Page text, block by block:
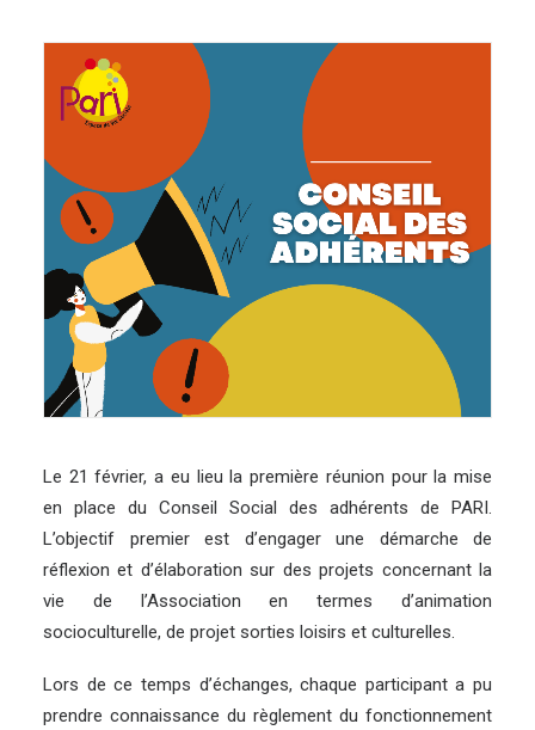
Le 21 février, a eu lieu la première réunion pour la mise
en place du Conseil Social des adhérents de PARI.
L’objectif premier est d’engager une démarche de
réflexion et d’élaboration sur des projets concernant la
vie de l’Association en termes d’animation
socioculturelle, de projet sorties loisirs et culturelles.
Lors de ce temps d’échanges, chaque participant a pu
prendre connaissance du règlement du fonctionnement